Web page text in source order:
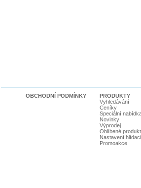
OBCHODNÍ PODMÍNKY
PRODUKTY
Vyhledávání
Ceníky
Speciální
Novinky
Výprodej
Oblíbené
Nastavení
Promoakce